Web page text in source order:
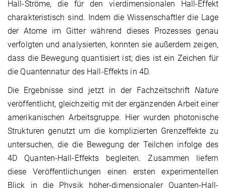
Hall-Ströme, die für den vierdimensionalen Hall-Effekt
charakteristisch sind. Indem die Wissenschaftler die Lage
der Atome im Gitter während dieses Prozesses genau
verfolgten und analysierten, konnten sie außerdem zeigen,
dass die Bewegung quantisiert ist; dies ist ein Zeichen für
die Quantennatur des Hall-Effekts in 4D.
Die Ergebnisse sind jetzt in der FachzeitschriftNature
veröffentlicht, gleichzeitig mit der ergänzenden Arbeit einer
amerikanischen Arbeitsgruppe. Hier wurden photonische
Strukturen genutzt um die komplizierten Grenzeffekte zu
untersuchen, die die Bewegung der Teilchen infolge des
4D Quanten-Hall-Effekts begleiten. Zusammen liefern
diese Veröffentlichungen einen ersten experimentellen
Blick in die Physik höher-dimensionaler Quanten-Hall-